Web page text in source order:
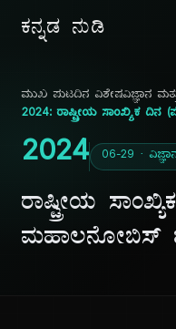
ಕನ್ನಡ ನುಡಿ
ಮುಖ ಪುಟದಿನ ವಿಶೇಷವಿಜ್ಞಾನ
2024: ರಾಷ್ಟ್ರೀಯ ಸಾಂಖ್ಯಿಕ
2024 06-29 ·
ರಾಷ್ಟ್ರೀಯ
ಮಹಾಲನೋಬಿಸ್